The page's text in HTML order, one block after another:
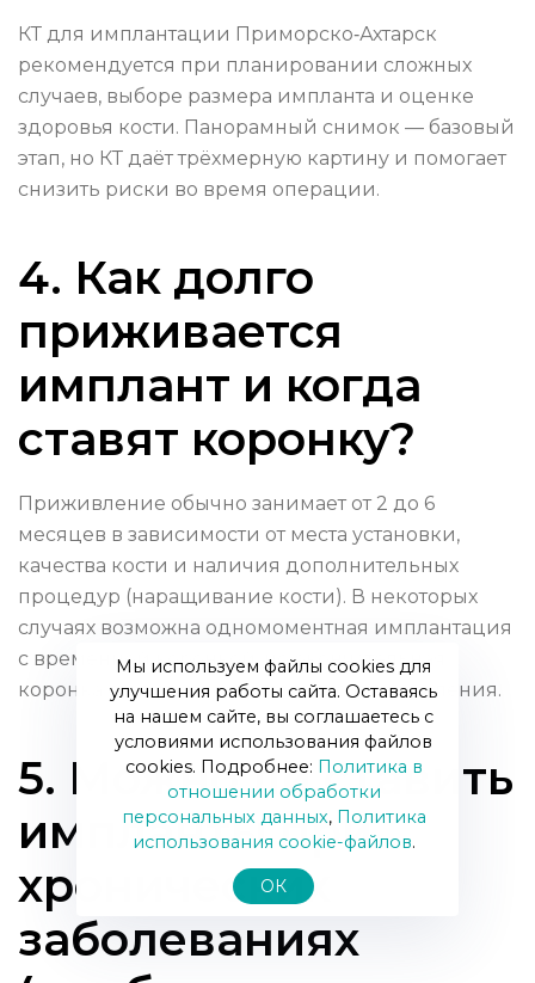
КТ для имплантации Приморско‑Ахтарск
рекомендуется при планировании сложных
случаев, выборе размера импланта и оценке
здоровья кости. Панорамный снимок — базовый
этап, но КТ даёт трёхмерную картину и помогает
снизить риски во время операции.
4. Как долго
приживается
имплант и когда
ставят коронку?
Приживление обычно занимает от 2 до 6
месяцев в зависимости от места установки,
качества кости и наличия дополнительных
процедур (наращивание кости). В некоторых
случаях возможна одномоментная имплантация
с временной коронкой, но окончательная
коронка ставится после полного приживления.
5. Можно ли ставить
импланты при
хронических
заболеваниях
Мы используем файлы cookies для
улучшения работы сайта. Оставаясь
на нашем сайте, вы соглашаетесь с
условиями использования файлов
cookies. Подробнее: Политика в
отношении обработки
персональных данных, Политика
использования сookie-файлов.
ОК